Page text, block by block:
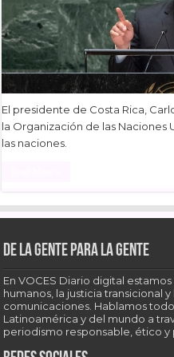
El presidente de Costa Rica,
la Organización de las Naciones
las naciones.
De la gente para la gente
En VOCES Diario digital
humanos, la justicia transicional
comunicaciones. Hablamos
Latinoamérica y del mundo a
periodismo responsable, ético y